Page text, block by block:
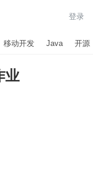
登录
移动开发 Java 开源
业